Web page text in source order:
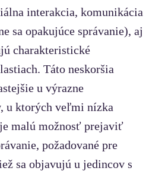
interakcia, komunikácia
sa opakujúce správanie), aj
charakteristické
Táto neskoršia
u výrazne
u ktorých veľmi nízka
malú možnosť prejaviť
požadované pre
sa objavujú u jedincov s